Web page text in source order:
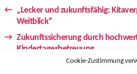
Cookie-Zustimmung
← „Lecker und zukunftsfähig:
Weitblick“
→ Zukunftssicherung durch
Kindertagesbetreuung